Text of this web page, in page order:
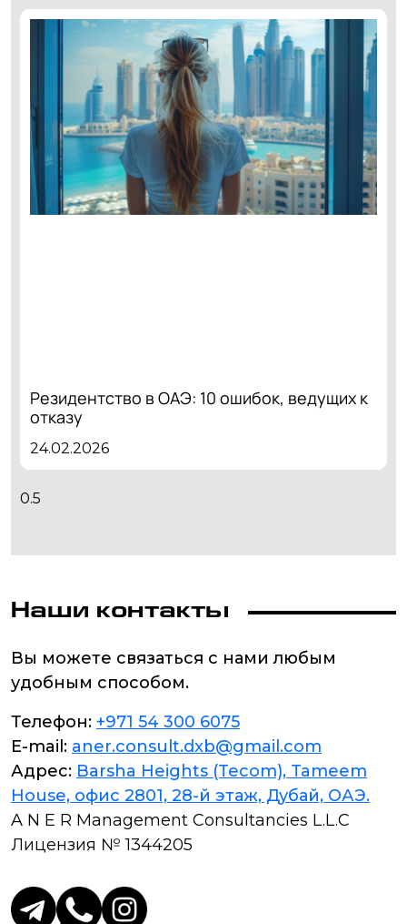
Резидентство в ОАЭ: 10 ошибок, ведущих к
отказу
24.02.2026
Наши контакты
Вы можете связаться с нами любым
удобным способом.
Телефон: +971 54 300 6075
E-mail: aner.consult.dxb@gmail.com
Адрес: Barsha Heights (Tecom), Tameem
House, офис 2801, 28-й этаж, Дубай, ОАЭ.
A N E R Management Consultancies L.L.C
Лицензия № 1344205